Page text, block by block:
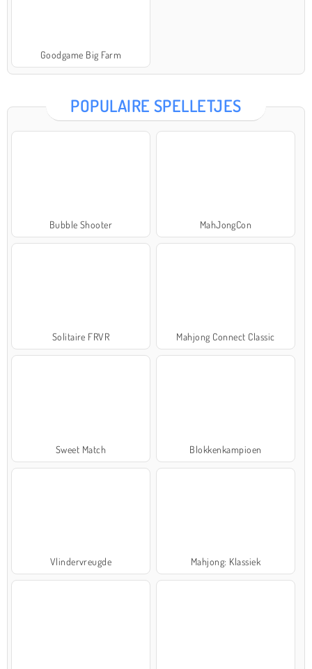
Goodgame Big Farm
POPULAIRE SPELLETJES
Bubble Shooter MahJongCon
Solitaire FRVR Mahjong Connect Classic
Sweet Match Blokkenkampioen
Vlindervreugde Mahjong: Klassiek